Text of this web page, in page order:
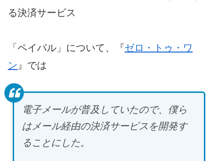
る決済サービス
「ペイパル」について、『ゼロ・トゥ・ワ
ン 』では
電子メールが普及していたので、僕ら
はメール経由の決済サービスを開発す
ることにした。